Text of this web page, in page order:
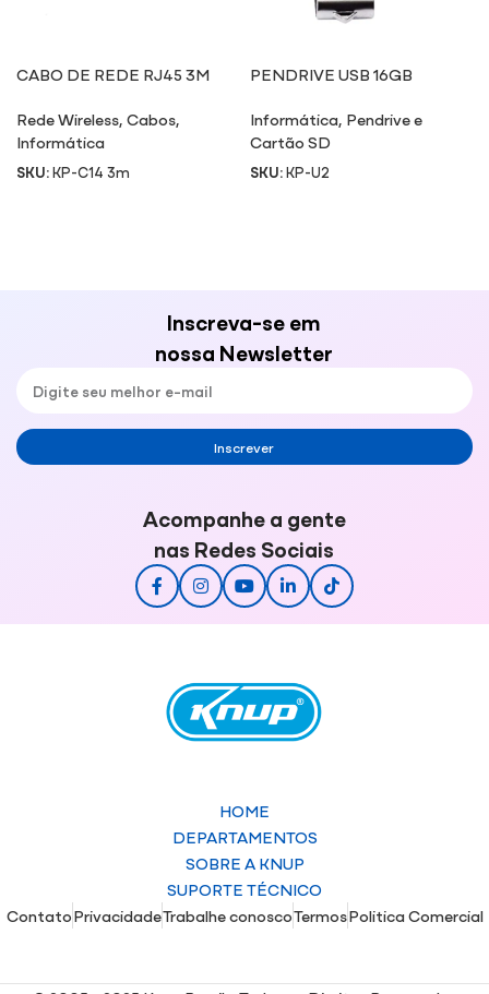
CABO DE REDE RJ45 3M
Rede Wireless,Cabos,
Informática
SKU:KP-C14 3m
PENDRIVE USB 16GB
Informática, Pendrive e
Cartão SD
SKU:KP-U2
Inscreva-se em
nossa Newsletter
Inscrever
Acompanhe a gente
nas Redes Sociais
HOME
DEPARTAMENTOS
SOBRE A KNUP
SUPORTE TÉCNICO
ContatoPrivacidadeTrabalhe conoscoTermosPolitica Comercial